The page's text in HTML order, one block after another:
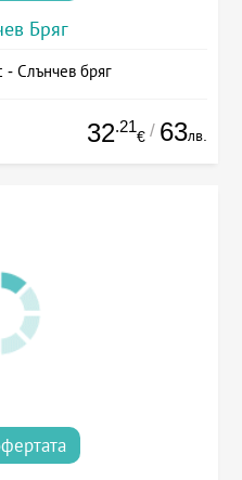
Бряг
- Слънчев бряг
32.21
€ / 63лв.